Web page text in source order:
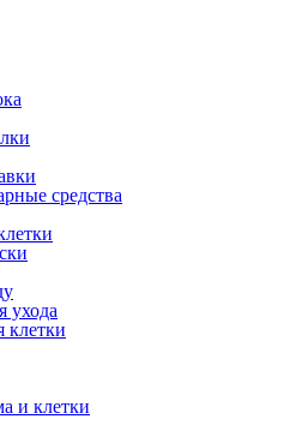
средства
ухода
клетки
и клетки